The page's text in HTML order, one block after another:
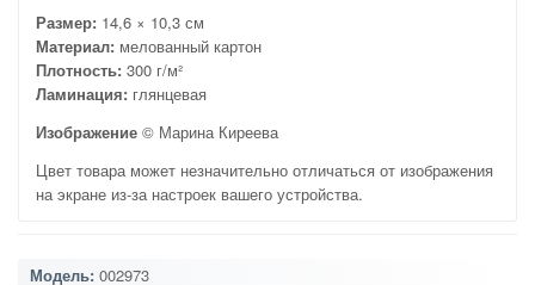
Размер: 14,6 × 10,3 см
Материал: мелованный картон
Плотность: 300 г/м²
Ламинация: глянцевая
Изображение © Марина Киреева
Цвет товара может незначительно отличаться от изображения
на экране из-за настроек вашего устройства.
Модель: 002973